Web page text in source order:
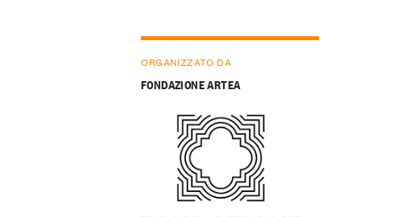
ORGANIZZATO DA
FONDAZIONE ARTEA